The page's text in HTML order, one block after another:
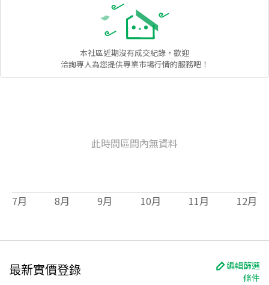
本社區近期沒有成交紀錄，歡迎
洽詢專人為您提供專業市場行情的服務吧！
此時間區間內無資料
7月 8月 9月 10月 11月 12月
最新實價登錄
編輯篩選
條件